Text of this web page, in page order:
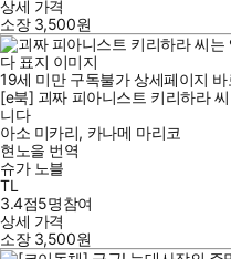
상세 가격
소장 3,500원
19세 미만 구독불가 상세페이지 바
[e북] 괴짜 피아니스트 키리하라
니다
아소 미카리, 카나메 마리코
현노을 번역
슈가 노블
TL
3.4점5명참여
상세 가격
소장 3,500원